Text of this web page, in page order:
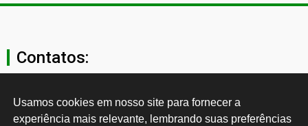
Contatos:
secgeral@ctb.org.br
Usamos cookies em nosso site para fornecer a
experiência mais relevante, lembrando suas preferências